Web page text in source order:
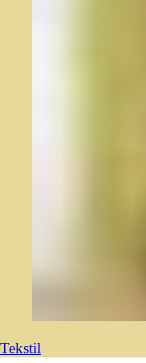
Tekstil